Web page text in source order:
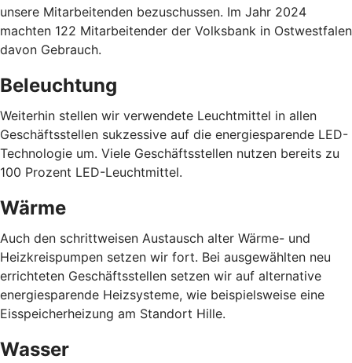
unsere Mitarbeitenden bezuschussen. Im Jahr 2024
machten 122 Mitarbeitender der Volksbank in Ostwestfalen
davon Gebrauch.
Beleuchtung
Weiterhin stellen wir verwendete Leuchtmittel in allen
Geschäftsstellen sukzessive auf die energiesparende LED-
Technologie um. Viele Geschäftsstellen nutzen bereits zu
100 Prozent LED-Leuchtmittel.
Wärme
Auch den schrittweisen Austausch alter Wärme- und
Heizkreispumpen setzen wir fort. Bei ausgewählten neu
errichteten Geschäftsstellen setzen wir auf alternative
energiesparende Heizsysteme, wie beispielsweise eine
Eisspeicherheizung am Standort Hille.
Wasser